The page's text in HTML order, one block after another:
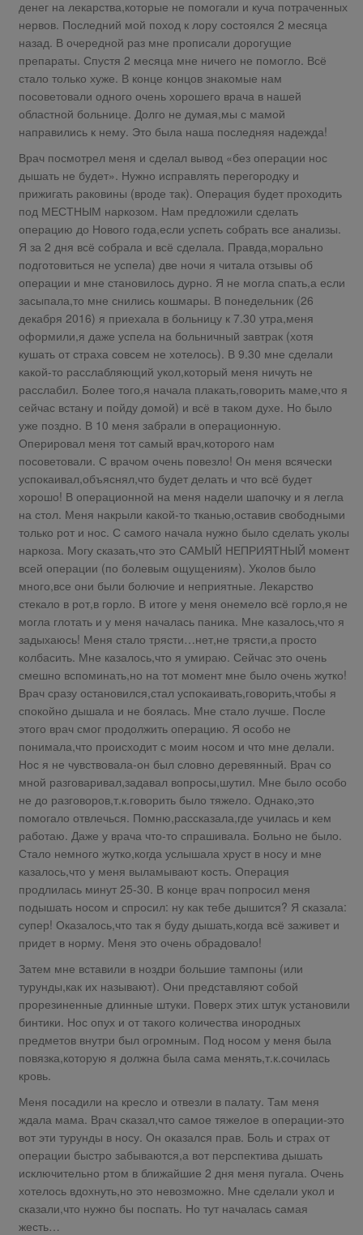
денег на лекарства,которые не помогали и куча потраченных
нервов. Последний мой поход к лору состоялся 2 месяца
назад. В очередной раз мне прописали дорогущие
препараты. Спустя 2 месяца мне ничего не помогло. Всё
стало только хуже. В конце концов знакомые нам
посоветовали одного очень хорошего врача в нашей
областной больнице. Долго не думая,мы с мамой
направились к нему. Это была наша последняя надежда!
Врач посмотрел меня и сделал вывод «без операции нос
дышать не будет». Нужно исправлять перегородку и
прижигать раковины (вроде так). Операция будет проходить
под МЕСТНЫМ наркозом. Нам предложили сделать
операцию до Нового года,если успеть собрать все анализы.
Я за 2 дня всё собрала и всё сделала. Правда,морально
подготовиться не успела) две ночи я читала отзывы об
операции и мне становилось дурно. Я не могла спать,а если
засыпала,то мне снились кошмары. В понедельник (26
декабря 2016) я приехала в больницу к 7.30 утра,меня
оформили,я даже успела на больничный завтрак (хотя
кушать от страха совсем не хотелось). В 9.30 мне сделали
какой-то расслабляющий укол,который меня ничуть не
расслабил. Более того,я начала плакать,говорить маме,что я
сейчас встану и пойду домой) и всё в таком духе. Но было
уже поздно. В 10 меня забрали в операционную.
Оперировал меня тот самый врач,которого нам
посоветовали. С врачом очень повезло! Он меня всячески
успокаивал,объяснял,что будет делать и что всё будет
хорошо! В операционной на меня надели шапочку и я легла
на стол. Меня накрыли какой-то тканью,оставив свободными
только рот и нос. С самого начала нужно было сделать уколы
наркоза. Могу сказать,что это САМЫЙ НЕПРИЯТНЫЙ момент
всей операции (по болевым ощущениям). Уколов было
много,все они были болючие и неприятные. Лекарство
стекало в рот,в горло. В итоге у меня онемело всё горло,я не
могла глотать и у меня началась паника. Мне казалось,что я
задыхаюсь! Меня стало трясти…нет,не трясти,а просто
колбасить. Мне казалось,что я умираю. Сейчас это очень
смешно вспоминать,но на тот момент мне было очень жутко!
Врач сразу остановился,стал успокаивать,говорить,чтобы я
спокойно дышала и не боялась. Мне стало лучше. После
этого врач смог продолжить операцию. Я особо не
понимала,что происходит с моим носом и что мне делали.
Нос я не чувствовала-он был словно деревянный. Врач со
мной разговаривал,задавал вопросы,шутил. Мне было особо
не до разговоров,т.к.говорить было тяжело. Однако,это
помогало отвлечься. Помню,рассказала,где училась и кем
работаю. Даже у врача что-то спрашивала. Больно не было.
Стало немного жутко,когда услышала хруст в носу и мне
казалось,что у меня выламывают кость. Операция
продлилась минут 25-30. В конце врач попросил меня
подышать носом и спросил: ну как тебе дышится? Я сказала:
супер! Оказалось,что так я буду дышать,когда всё заживет и
придет в норму. Меня это очень обрадовало!
Затем мне вставили в ноздри большие тампоны (или
турунды,как их называют). Они представляют собой
прорезиненные длинные штуки. Поверх этих штук установили
бинтики. Нос опух и от такого количества инородных
предметов внутри был огромным. Под носом у меня была
повязка,которую я должна была сама менять,т.к.сочилась
кровь.
Меня посадили на кресло и отвезли в палату. Там меня
ждала мама. Врач сказал,что самое тяжелое в операции-это
вот эти турунды в носу. Он оказался прав. Боль и страх от
операции быстро забываются,а вот перспектива дышать
исключительно ртом в ближайшие 2 дня меня пугала. Очень
хотелось вдохнуть,но это невозможно. Мне сделали укол и
сказали,что нужно бы поспать. Но тут началась самая
жесть…